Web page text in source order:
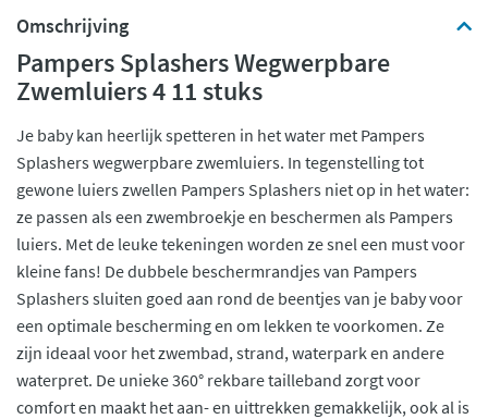
Omschrijving
Pampers Splashers Wegwerpbare
Zwemluiers 4 11 stuks
Je baby kan heerlijk spetteren in het water met Pampers
Splashers wegwerpbare zwemluiers. In tegenstelling tot
gewone luiers zwellen Pampers Splashers niet op in het water:
ze passen als een zwembroekje en beschermen als Pampers
luiers. Met de leuke tekeningen worden ze snel een must voor
kleine fans! De dubbele beschermrandjes van Pampers
Splashers sluiten goed aan rond de beentjes van je baby voor
een optimale bescherming en om lekken te voorkomen. Ze
zijn ideaal voor het zwembad, strand, waterpark en andere
waterpret. De unieke 360° rekbare tailleband zorgt voor
comfort en maakt het aan- en uittrekken gemakkelijk, ook al is